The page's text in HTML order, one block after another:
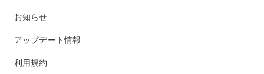
お知らせ
アップデート情報
利用規約